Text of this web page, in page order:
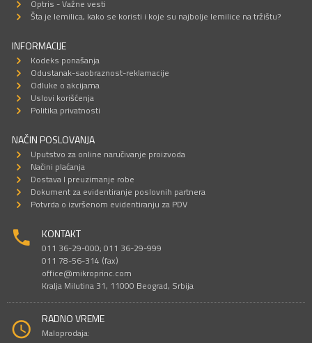
Optris - Važne vesti
Šta je lemilica, kako se koristi i koje su najbolje lemilice na tržištu?
INFORMACIJE
Kodeks ponašanja
Odustanak-saobraznost-reklamacije
Odluke o akcijama
Uslovi korišćenja
Politika privatnosti
NAČIN POSLOVANJA
Uputstvo za online naručivanje proizvoda
Načini plaćanja
Dostava I preuzimanje robe
Dokument za evidentiranje poslovnih partnera
Potvrda o izvršenom evidentiranju za PDV
KONTAKT
011 36-29-000; 011 36-29-999
011 78-56-314 (fax)
office@mikroprinc.com
Kralja Milutina 31, 11000 Beograd, Srbija
RADNO VREME
Maloprodaja: